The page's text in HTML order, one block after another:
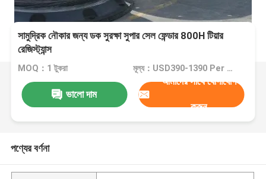
সামুদ্রিক নৌকার জন্য ডক সুরক্ষা সুপার সেল ফেন্ডার 800H টিয়ার
রেজিস্ট্যান্স
MOQ：1 টুকরা মূল্য：USD390-1390 Per Piece
ভালো দাম
আমাদের সাথে যোগাযোগ
করুন
পণ্যের বর্ণনা